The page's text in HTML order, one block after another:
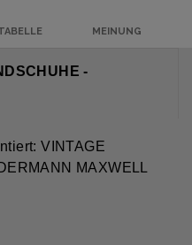
MEINUNG
-
VINTAGE
MAXWELL